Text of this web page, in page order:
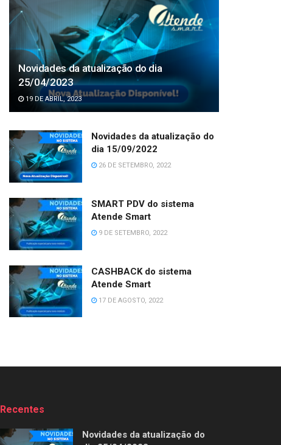
Novidades da atualização do dia
25/04/2023
19 DE ABRIL, 2023
Novidades da atualização do
dia 15/09/2022
26 DE SETEMBRO, 2022
SMART PDV do sistema
Atende Smart
9 DE SETEMBRO, 2022
CASHBACK do sistema
Atende Smart
17 DE AGOSTO, 2022
Recentes
Novidades da atualização do